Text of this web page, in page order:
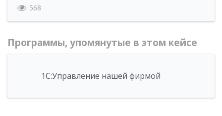
568
Программы, упомянутые в этом кейсе
1С:Управление нашей фирмой